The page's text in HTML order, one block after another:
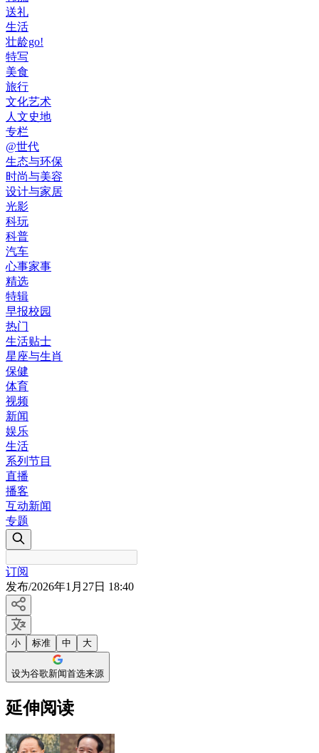
送礼
生活
壮龄go!
特写
美食
旅行
文化艺术
人文史地
专栏
@世代
生态与环保
时尚与美容
设计与家居
光影
科玩
科普
汽车
心事家事
精选
特辑
早报校园
热门
生活贴士
星座与生肖
保健
体育
视频
新闻
娱乐
生活
系列节目
直播
播客
互动新闻
专题
订阅
发布/2026年1月27日 18:40
小 标准 中 大
设为谷歌新闻首选来源
延伸阅读